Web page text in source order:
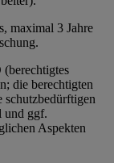
maximal 3 Jahre
die berechtigten
schutzbedürftigen
und ggf.
Aspekten